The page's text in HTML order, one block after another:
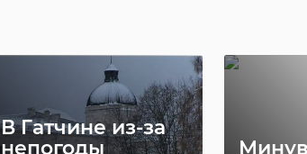
В Гатчине из-за
непогоды